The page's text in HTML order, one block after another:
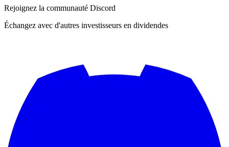
Rejoignez la communauté Discord
Échangez avec d'autres investisseurs en dividendes